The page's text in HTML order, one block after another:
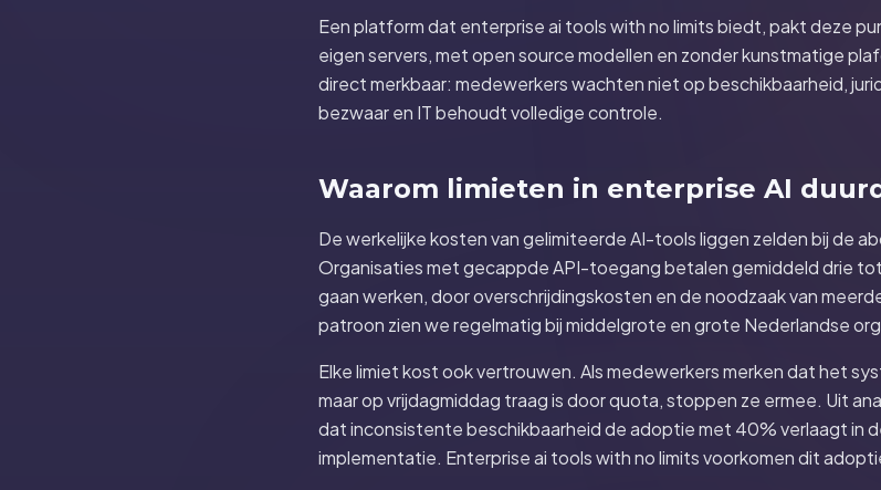
Een platform dat enterprise ai tools with no limits biedt, pakt deze
eigen servers, met open source modellen en zonder kunstmatige
direct merkbaar: medewerkers wachten niet op beschikbaarheid,
bezwaar en IT behoudt volledige controle.
Waarom limieten in enterprise AI
De werkelijke kosten van gelimiteerde AI-tools liggen zelden bij de
Organisaties met gecappde API-toegang betalen gemiddeld drie
gaan werken, door overschrijdingskosten en de noodzaak van
patroon zien we regelmatig bij middelgrote en grote Nederlandse
Elke limiet kost ook vertrouwen. Als medewerkers merken dat het
maar op vrijdagmiddag traag is door quota, stoppen ze ermee. Uit
dat inconsistente beschikbaarheid de adoptie met 40% verlaagt in
implementatie. Enterprise ai tools with no limits voorkomen dit